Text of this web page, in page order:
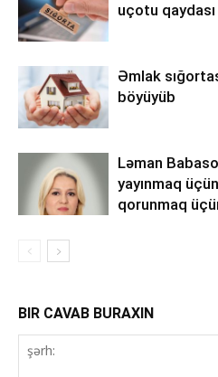
uçotu
Əmlak
böyüyüb
Ləman
yayınmaq
qorunmaq
BIR CAVAB BURAXIN